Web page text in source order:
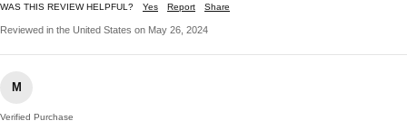
WAS THIS REVIEW HELPFUL? Yes Report Share
Reviewed in the United States on May 26, 2024
M
Verified Purchase